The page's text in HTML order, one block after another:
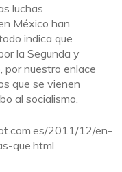
luchas
México han
indica que
la Segunda y
por nuestro enlace
que se vienen
al socialismo.
2011/12/en-
que.html